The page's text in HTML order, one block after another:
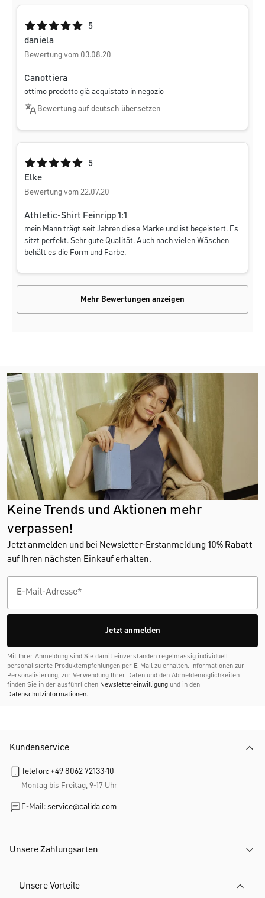
Durchschnittliche Bewertung von 5 von 5 Sternen
5
daniela
Bewertung vom 03.08.20
Canottiera
ottimo prodotto già acquistato in negozio
Bewertung auf deutsch übersetzen
Durchschnittliche Bewertung von 5 von 5 Sternen
5
Elke
Bewertung vom 22.07.20
Athletic-Shirt Feinripp 1:1
mein Mann trägt seit Jahren diese Marke und ist begeistert. Es
sitzt perfekt. Sehr gute Qualität. Auch nach vielen Wäschen
behält es die Form und Farbe.
Mehr Bewertungen anzeigen
Keine Trends und Aktionen mehr
verpassen!
Jetzt anmelden und bei Newsletter-Erstanmeldung 10% Rabatt
auf Ihren nächsten Einkauf erhalten.
Jetzt anmelden
Mit Ihrer Anmeldung sind Sie damit einverstanden regelmässig individuell
personalisierte Produktempfehlungen per E-Mail zu erhalten. Informationen zur
Personalisierung, zur Verwendung Ihrer Daten und den Abmelde­möglichkeiten
finden Sie in der ausführlichen Newslettereinwilligung und in den
Datenschutzinformationen.
Kundenservice
Telefon: +49 8062 72133-10
Montag bis Freitag, 9-17 Uhr
E-Mail: service@calida.com
Unsere Zahlungsarten
Unsere Vorteile